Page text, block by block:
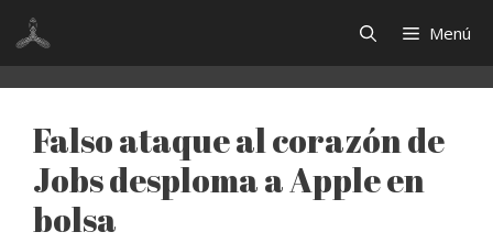
Saltar
contenido
Menú
Falso ataque al corazón de
Jobs desploma a Apple en
bolsa